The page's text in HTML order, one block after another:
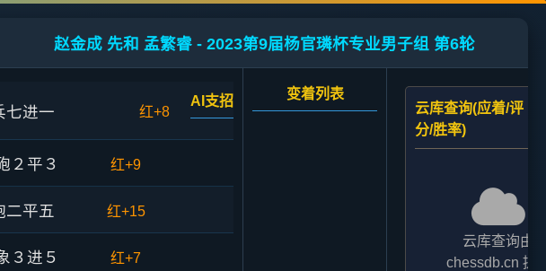
赵金成 先和 孟繁睿 - 2023第9届杨官璘杯专业男子组 第6轮
七进一 红+8
AI支招
２平３ 红+9
二平五 红+15
３进５ 红+7
变着列表
云库查询(应着/评
分/胜率)
云库查询由
chessdb.cn 提